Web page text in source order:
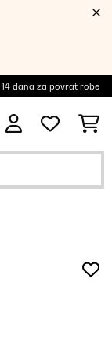
14 dana za povrat robe